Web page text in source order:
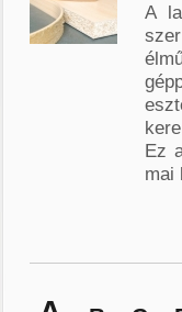
A
Ez
mai